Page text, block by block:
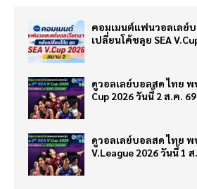
คอมเมนต์แฟนวอลเลย์
เปลี่ยนโค้ชลุย SEA
ดูวอลเลย์บอลสด ไทย พ
Cup 2026 วันนี้ 2 ส.ค. 69
ดูวอลเลย์บอลสด ไทย
V.League 2026 วันนี้ 1